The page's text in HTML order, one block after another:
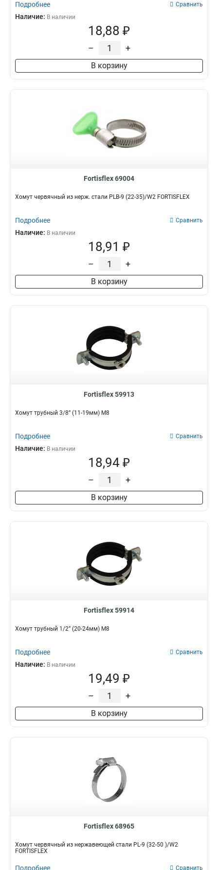
Подробнее Сравнить
Наличие: В наличии
18,88 ₽
– +
В корзину
Fortisflex 69004
Хомут червячный из нерж. стали PLB-9 (22-35)/W2 FORTISFLEX
Подробнее Сравнить
Наличие: В наличии
18,91 ₽
– +
В корзину
Fortisflex 59913
Хомут трубный 3/8” (11-19мм) М8
Подробнее Сравнить
Наличие: В наличии
18,94 ₽
– +
В корзину
Fortisflex 59914
Хомут трубный 1/2” (20-24мм) М8
Подробнее Сравнить
Наличие: В наличии
19,49 ₽
– +
В корзину
Fortisflex 68965
Хомут червячный из нержавеющей стали PL-9 (32-50 )/W2
FORTISFLEX
Подробнее Сравнить